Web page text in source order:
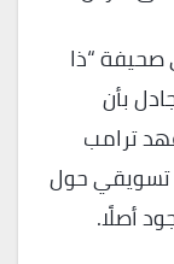
“ذا
بأن
ترامب
تسويقي حول
أصلًا.